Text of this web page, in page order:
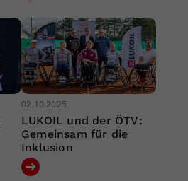
02.10.2025
LUKOIL und der ÖTV:
Gemeinsam für die
Inklusion